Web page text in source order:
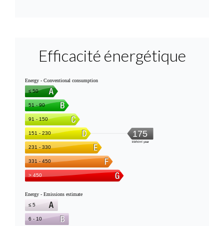
Efficacité énergétique